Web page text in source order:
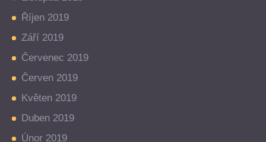
Říjen 2019
Září 2019
Červenec 2019
Červen 2019
Květen 2019
Duben 2019
Únor 2019